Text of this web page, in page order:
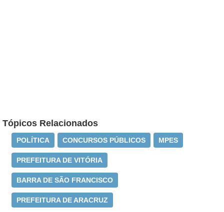
Tópicos Relacionados
POLÍTICA CONCURSOS PÚBLICOS MPES
PREFEITURA DE VITÓRIA
BARRA DE SÃO FRANCISCO
PREFEITURA DE ARACRUZ